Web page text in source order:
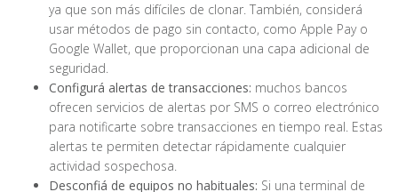
ya que son más difíciles de clonar. También, considerá
usar métodos de pago sin contacto, como Apple Pay o
Google Wallet, que proporcionan una capa adicional de
seguridad.
Configurá alertas de transacciones: muchos bancos
ofrecen servicios de alertas por SMS o correo electrónico
para notificarte sobre transacciones en tiempo real. Estas
alertas te permiten detectar rápidamente cualquier
actividad sospechosa.
Desconfiá de equipos no habituales: Si una terminal de